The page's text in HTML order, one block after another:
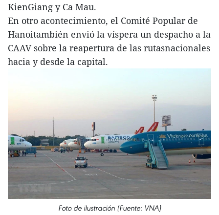
KienGiang y Ca Mau.
En otro acontecimiento, el Comité Popular de
Hanoitambién envió la víspera un despacho a la
CAAV sobre la reapertura de las rutasnacionales
hacia y desde la capital.
Foto de ilustración (Fuente: VNA)